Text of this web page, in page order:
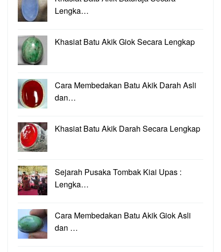
Lengka…
Khasiat Batu Akik Giok Secara Lengkap
Cara Membedakan Batu Akik Darah Asli
dan…
Khasiat Batu Akik Darah Secara Lengkap
Sejarah Pusaka Tombak Kiai Upas :
Lengka…
Cara Membedakan Batu Akik Giok Asli
dan …